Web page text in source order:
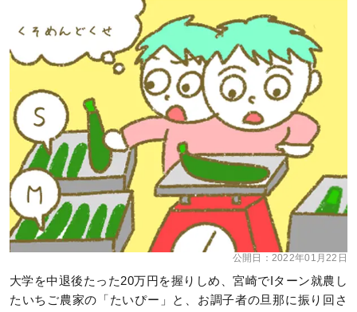
公開日： 2022年01月22日
大学を中退後たった20万円を握りしめ、宮崎でIターン就農し
たいちご農家の「たいぴー」と、お調子者の旦那に振り回さ